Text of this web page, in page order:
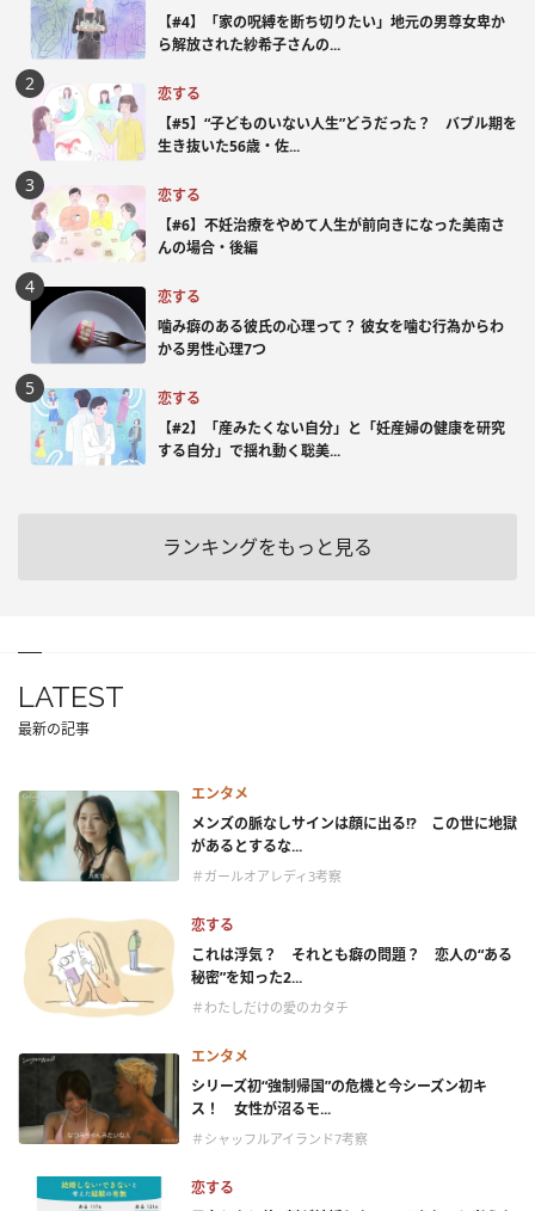
【#4】「家の呪縛を断ち切りたい」地元の男尊女卑か
ら解放された紗希子さんの...
恋する
【#5】“子どものいない人生”どうだった？ バブル期を
生き抜いた56歳・佐...
恋する
【#6】不妊治療をやめて人生が前向きになった美南さ
んの場合・後編
恋する
噛み癖のある彼氏の心理って？ 彼女を噛む行為からわ
かる男性心理7つ
恋する
【#2】「産みたくない自分」と「妊産婦の健康を研究
する自分」で揺れ動く聡美...
ランキングをもっと見る
LATEST
最新の記事
エンタメ
メンズの脈なしサインは顔に出る!? この世に地獄
があるとするな...
＃ガールオアレディ3考察
恋する
これは浮気？ それとも癖の問題？ 恋人の“ある
秘密”を知った2...
＃わたしだけの愛のカタチ
エンタメ
シリーズ初“強制帰国”の危機と今シーズン初キ
ス！ 女性が沼るモ...
＃シャッフルアイランド7考察
恋する